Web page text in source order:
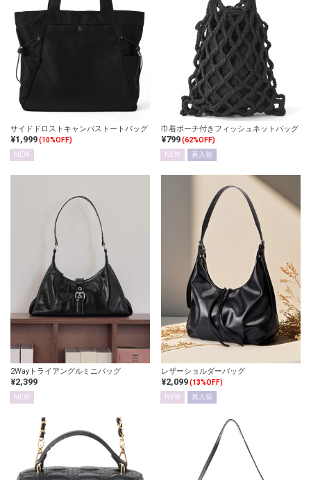
サイドドロストキャンバストートバッグ
¥1,999(10%OFF)
NEW
巾着ポーチ付きフィッシュネットバッグ
¥799(62%OFF)
NEW
再入荷
2Wayトライアングルミニバッグ
¥2,399
NEW
レザーショルダーバッグ
¥2,099(13%OFF)
NEW
再入荷